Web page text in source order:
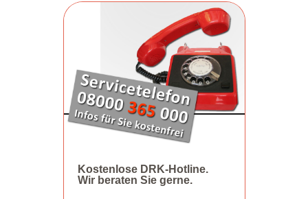
Kostenlose DRK-Hotline.
Wir beraten Sie gerne.